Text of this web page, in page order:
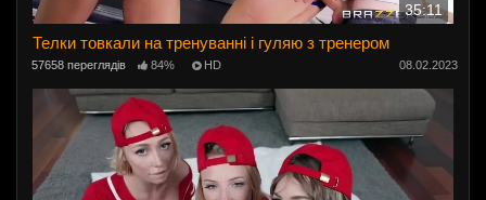
35:11
Телки товкали на тренуванні і гуляю з тренером
57658 переглядів 84% HD 08.02.2023